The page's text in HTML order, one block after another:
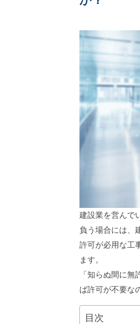
建設業を営んで
負う場合には、
許可が必用な工
ます。
「知らぬ間に
ば許可が不要な
目次